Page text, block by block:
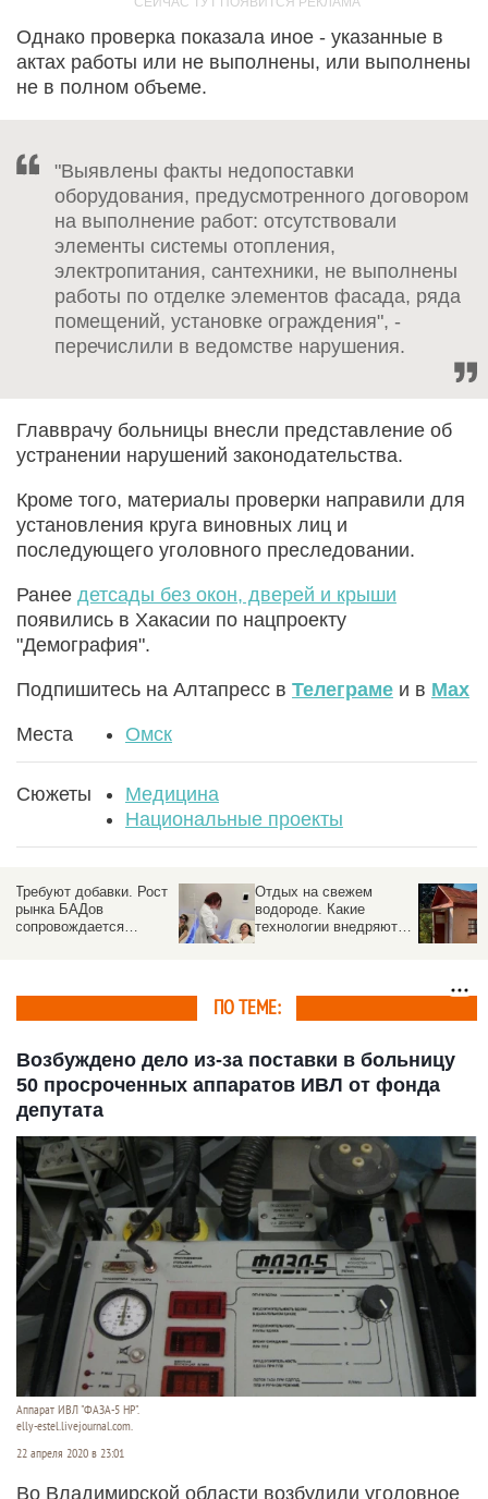
Однако проверка показала иное - указанные в
актах работы или не выполнены, или выполнены
не в полном объеме.
"Выявлены факты недопоставки
оборудования, предусмотренного договором
на выполнение работ: отсутствовали
элементы системы отопления,
электропитания, сантехники, не выполнены
работы по отделке элементов фасада, ряда
помещений, установке ограждения", -
перечислили в ведомстве нарушения.
Главврачу больницы внесли представление об
устранении нарушений законодательства.
Кроме того, материалы проверки направили для
установления круга виновных лиц и
последующего уголовного преследовании.
Ранее детсады без окон, дверей и крыши
появились в Хакасии по нацпроекту
"Демография".
Подпишитесь на Алтапресс в Телеграме и в Max
Места Омск
Сюжеты
Медицина
Национальные проекты
Требуют добавки. Рост
рынка БАДов
сопровождается
нехваткой кадров и
Отдых на свежем
водороде. Какие
технологии внедряют в
санаториях
ПО ТЕМЕ:
Возбуждено дело из-за поставки в больницу
50 просроченных аппаратов ИВЛ от фонда
депутата
Аппарат ИВЛ "ФАЗА-5 НР".
elly-estel.livejournal.com.
22 апреля 2020 в 23:01
Во Владимирской области возбудили уголовное